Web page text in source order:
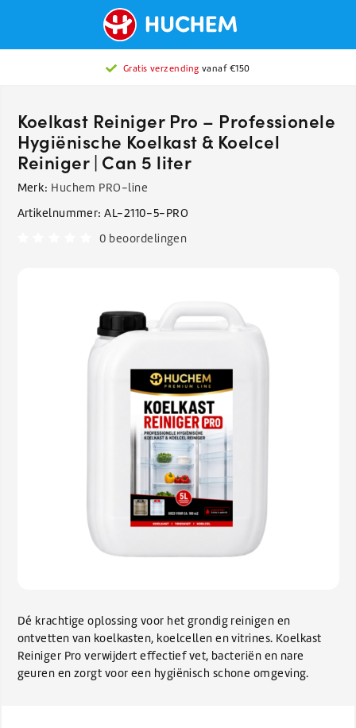
Gratis verzending vanaf €150
Koelkast Reiniger Pro – Professionele
Hygiënische Koelkast & Koelcel
Reiniger | Can 5 liter
Merk: Huchem PRO-line
Artikelnummer: AL-2110-5-PRO
0 beoordelingen
Dé krachtige oplossing voor het grondig reinigen en
ontvetten van koelkasten, koelcellen en vitrines. Koelkast
Reiniger Pro verwijdert effectief vet, bacteriën en nare
geuren en zorgt voor een hygiënisch schone omgeving.